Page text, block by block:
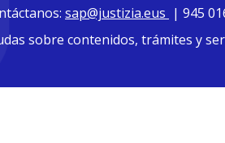
sap@justizia.eus | 945
sobre contenidos, trámites y